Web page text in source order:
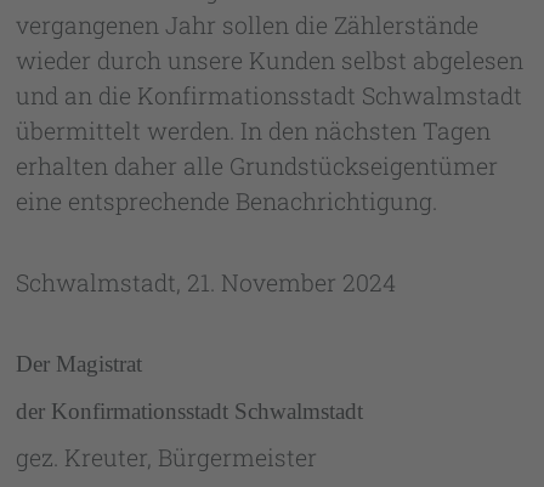
vergangenen Jahr sollen die Zählerstände
wieder durch unsere Kunden selbst abgelesen
und an die Konfirmationsstadt Schwalmstadt
übermittelt werden. In den nächsten Tagen
erhalten daher alle Grundstückseigentümer
eine entsprechende Benachrichtigung.
Schwalmstadt, 21. November 2024
Der Magistrat
der Konfirmationsstadt Schwalmstadt
gez. Kreuter, Bürgermeister